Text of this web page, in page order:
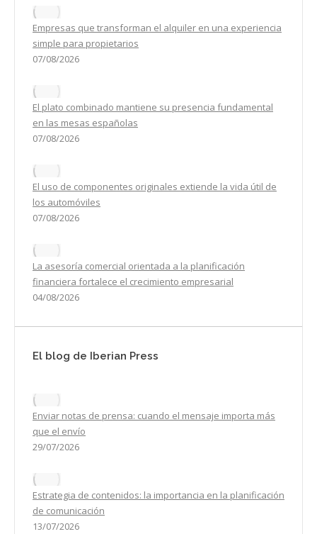
Empresas que transforman el alquiler en una experiencia
simple para propietarios
07/08/2026
El plato combinado mantiene su presencia fundamental
en las mesas españolas
07/08/2026
El uso de componentes originales extiende la vida útil de
los automóviles
07/08/2026
La asesoría comercial orientada a la planificación
financiera fortalece el crecimiento empresarial
04/08/2026
El blog de Iberian Press
Enviar notas de prensa: cuando el mensaje importa más
que el envío
29/07/2026
Estrategia de contenidos: la importancia en la planificación
de comunicación
13/07/2026